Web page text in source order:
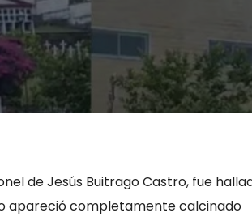
de Jesús Buitrago Castro, fue
apareció completamente calcinado